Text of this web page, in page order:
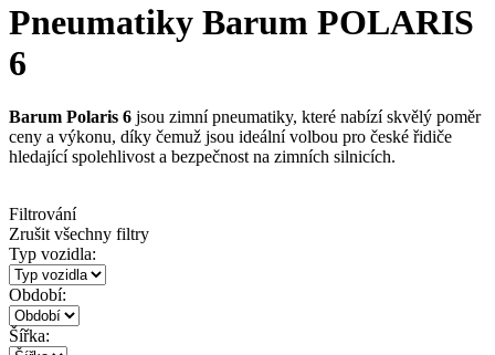
Pneumatiky Barum POLARIS
6
Barum Polaris 6 jsou zimní pneumatiky, které nabízí skvělý poměr
ceny a výkonu, díky čemuž jsou ideální volbou pro české řidiče
hledající spolehlivost a bezpečnost na zimních silnicích.
Filtrování
Zrušit všechny filtry
Typ vozidla:
Období:
Šířka: